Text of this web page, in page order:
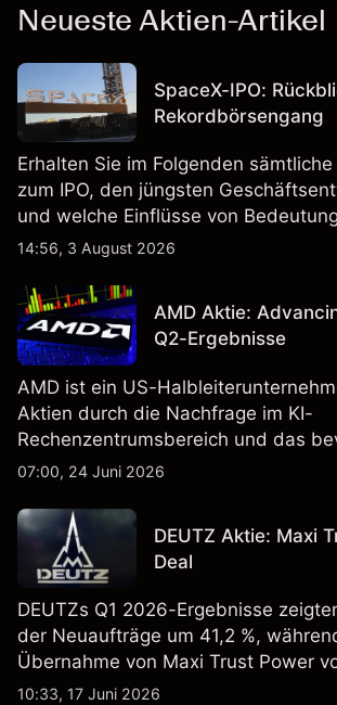
Neueste Aktien-Artikel
SpaceX-IPO:
Rekordbörsengang
Erhalten Sie im Folgenden
zum IPO, den jüngsten
und welche Einflüsse von
14:56, 3 August 2026
AMD Aktie:
Q2-Ergebnisse
AMD ist ein US-
Aktien durch die Nachfrage im KI-
Rechenzentrumsbereich und das
„Advancing AI 2026"-Event im Juli
Vergangenheit ist kein verlässlicher
zukünftige Ergebnisse.
07:00, 24 Juni 2026
DEUTZ Aktie: Maxi
Deal
DEUTZs Q1 2026-Ergebnisse
der Neuaufträge um 41,2 %,
Übernahme von Maxi Trust Power
40 Mio. € zum Umsatz von DEUTZ
10:33, 17 Juni 2026